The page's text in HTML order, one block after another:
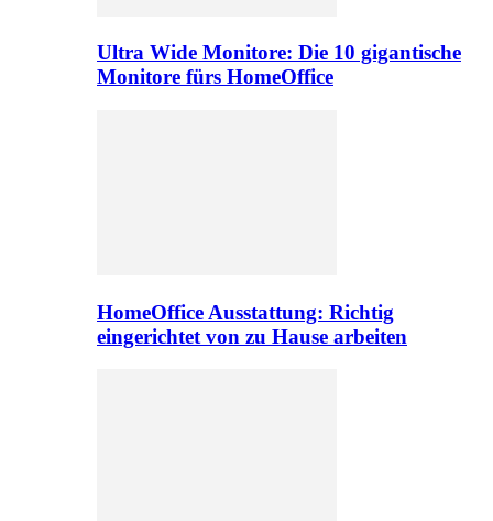
Ultra Wide Monitore: Die 10 gigantische
Monitore fürs HomeOffice
HomeOffice Ausstattung: Richtig
eingerichtet von zu Hause arbeiten